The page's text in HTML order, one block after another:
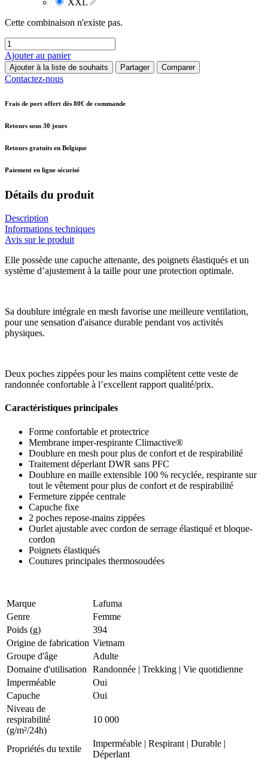
Cette combinaison n'existe pas.
Ajouter au panier
Ajouter à la liste de souhaits Partager Comparer
Contactez-nous
Frais de port offert dès 80€ de commande
Retours sous 30 jours
Retours gratuits en Belgique
Paiement en ligne sécurisé
Détails du produit
Description
Informations techniques
Avis sur le produit
Elle possède une capuche attenante, des poignets élastiqués et un
système d’ajustement à la taille pour une protection optimale.
Sa doublure intégrale en mesh favorise une meilleure ventilation,
pour une sensation d'aisance durable pendant vos activités
physiques.
Deux poches zippées pour les mains complètent cette veste de
randonnée confortable à l’excellent rapport qualité/prix.
Caractéristiques principales
Forme confortable et protectrice
Membrane imper-respirante Climactive®
Doublure en mesh pour plus de confort et de respirabilité
Traitement déperlant DWR sans PFC
Doublure en maille extensible 100 % recyclée, respirante sur
tout le vêtement pour plus de confort et de respirabilité
Fermeture zippée centrale
Capuche fixe
2 poches repose-mains zippées
Ourlet ajustable avec cordon de serrage élastiqué et bloque-
cordon
Poignets élastiqués
Coutures principales thermosoudées
Marque
Lafuma
Genre
Femme
Poids (g)
394
Origine de fabrication Vietnam
Groupe d'âge
Adulte
Domaine d'utilisation
Randonnée | Trekking | Vie quotidienne
Imperméable
Oui
Capuche
Oui
Niveau de
respirabilité
(g/m²/24h)
10 000
Propriétés du textile
Imperméable | Respirant | Durable |
Déperlant